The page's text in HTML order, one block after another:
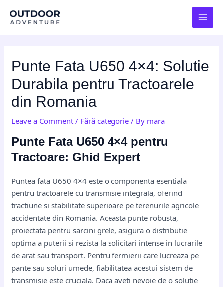
Punte Fata U650 4×4: Solutie
Durabila pentru Tractoarele
din Romania
Leave a Comment / Fără categorie / By mara
Punte Fata U650 4×4 pentru
Tractoare: Ghid Expert
Puntea fata U650 4×4 este o componenta esentiala
pentru tractoarele cu transmisie integrala, oferind
tractiune si stabilitate superioare pe terenurile agricole
accidentate din Romania. Aceasta punte robusta,
proiectata pentru sarcini grele, asigura o distributie
optima a puterii si rezista la solicitari intense in lucrarile
de arat sau transport. Pentru fermierii care lucreaza pe
pante sau soluri umede, fiabilitatea acestui sistem de
transmisie este cruciala. Daca aveti nevoie de o solutie
navigation